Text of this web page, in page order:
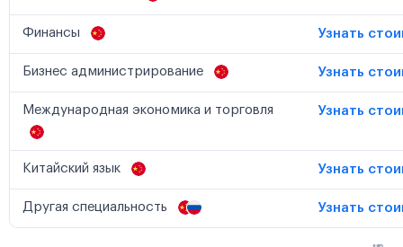
Финансы Узнать
Бизнес администрирование Узнать
Международная экономика и торговля Узнать
Китайский язык Узнать
Другая специальность Узнать